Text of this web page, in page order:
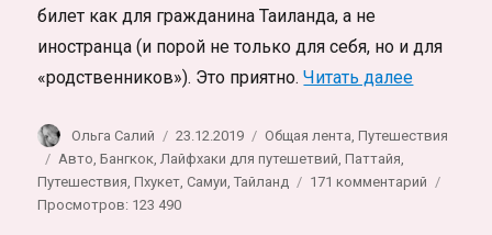
билет как для гражданина Таиланда, а не
иностранца (и порой не только для себя, но и для
«родственников»). Это приятно.Читать далее«Как
Автор
Ольга Салий Опубликовано
23.12.2019 Рубрики
Общая лента,Путешествия
Метки
Авто,Бангкок,Лайфхаки для путешетвий,Паттайя,
Путешествия,Пхукет,Самуи,Тайланд 171 комментарий
Просмотров: 123 490